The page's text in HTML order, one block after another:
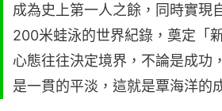
成為史上第一人之餘，同時實
200米蛙泳的世界紀錄，奠定「
心態往往決定境界，不論是成功
是一貫的平淡，這就是覃海洋的